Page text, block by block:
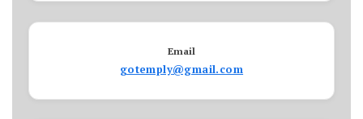
Email
gotemply@gmail.com